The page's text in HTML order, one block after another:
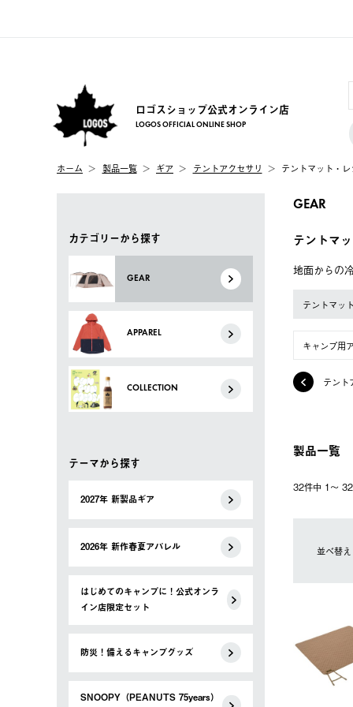
ロゴスショップ公式オンライン店
LOGOS OFFICIAL ONLINE SHOP
ホーム 製品一覧 ギア テントアクセサリ テントマット・
カテゴリーから探す
GEAR
APPAREL
COLLECTION
テーマから探す
2027年 新製品ギア
2026年 新作春夏アパレル
はじめてのキャンプに！公式オンラ
イン店限定セット
防災！備えるキャンプグッズ
SNOOPY（PEANUTS 75years）
GEAR
テントマ
地面からの
テントマッ
キャンプ用
テント
製品一覧
32件中 1〜
並べ替え